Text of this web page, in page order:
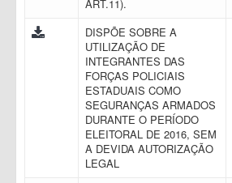
ART.11).
DISPÕE SOBRE A
UTILIZAÇÃO DE
INTEGRANTES DAS
FORÇAS POLICIAIS
ESTADUAIS COMO
SEGURANÇAS ARMADOS
DURANTE O PERÍODO
ELEITORAL DE 2016, SEM
A DEVIDA AUTORIZAÇÃO
LEGAL